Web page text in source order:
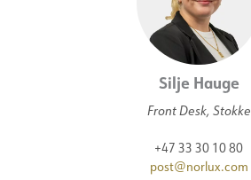
Silje Hauge
Front Desk, Stokke
+47 33 30 10 80
post@norlux.com